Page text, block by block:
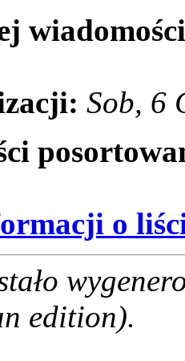
Sob, 6
o
edition).